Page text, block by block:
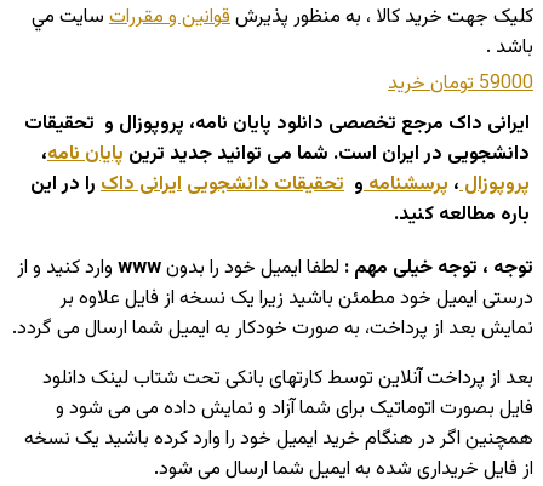
کليک جهت خريد کالا ، به منظور پذيرشقوانين و مقررات سايت مي
باشد .
59000 تومان
خريد
ایرانی داک مرجع تخصصی دانلود پایان نامه، پروپوزال و تحقیقات
دانشجویی در ایران است. شما می توانید جدید ترین پایان نامه،
پروپوزال، پرسشنامهو تحقیقات دانشجویی ایرانی داک را در این
باره مطالعه کنید.
توجه ، توجه خیلی مهم : لطفا ایمیل خود را بدون
وارد کنید و از
درستی ایمیل خود مطمئن باشید زیرا یک نسخه از فایل علاوه بر
نمایش بعد از پرداخت، به صورت خودکار به ایمیل شما ارسال می گردد.
بعد از پرداخت آنلاین توسط کارتهای بانکی تحت شتاب لینک دانلود
فایل بصورت اتوماتیک برای شما آزاد و نمایش داده می می شود و
همچنین اگر در هنگام خرید ایمیل خود را وارد کرده باشید یک نسخه
از فایل خریداری شده به ایمیل شما ارسال می شود.